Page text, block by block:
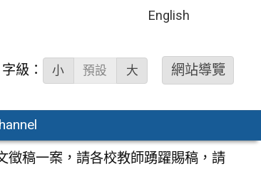
English
字級： 小 預設 大 網站導覽
徵稿一案，請各校教師踴躍賜稿，請